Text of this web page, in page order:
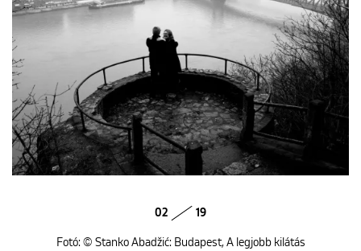
02 19
Fotó: © Stanko Abadžić: Budapest, A legjobb kilátás